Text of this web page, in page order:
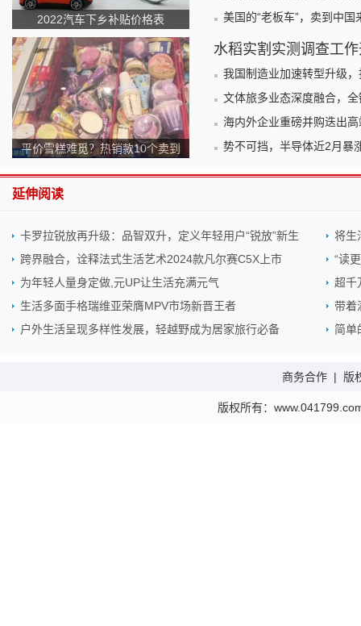
2022汽车下乡补贴价格表
平价雪糕难觅？热销款10个卖到
美国的“老板车”，卖到中国
水稻实割实测调查工
我国制造业加速转型升级
文体旅多业态深度融合，
海内外企业重磅并购迭出
势不可挡，半导体近2月暴
延伸阅读
卡罗拉锐放再升级：品智双升，定义年轻用户“锐放”新生
将生
跨界融合，诠释法式生活艺术2024款凡尔赛C5X上市
“读
为年轻人量身定做,元UP让生活充满元气
超千
生活多面手格瑞维亚荣膺MPV市场新晋王者
带着
户外生活呈现多样性发展，轻越野成为居家旅行必备
简单
商务合作 | 版
版权所有：